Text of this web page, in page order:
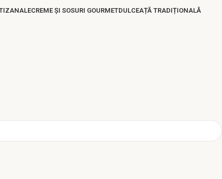
CREME ȘI SOSURI GOURMETDULCEAȚĂ TRADIȚIONALĂ